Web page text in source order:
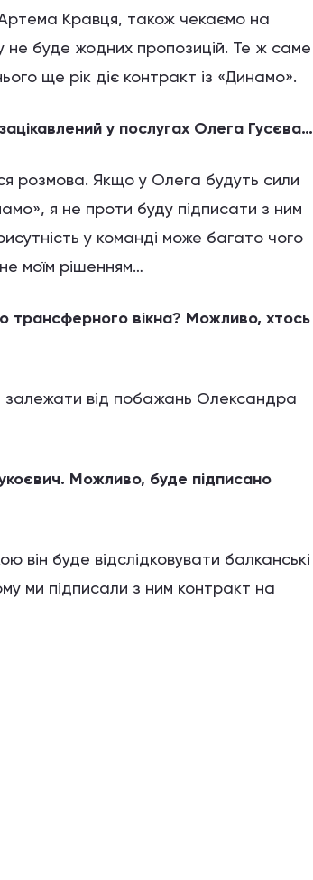
Кравця, також чекаємо на
буде жодних пропозицій. Те ж саме
ще рік діє контракт із «Динамо».
у послугах Олега Гусєва…
розмова. Якщо у Олега будуть сили
я не проти буду підписати з ним
у команді може багато чого
моїм рішенням…
трансферного вікна? Можливо, хтось
залежати від побажань Олександра
Можливо, буде підписано
він буде відслідковувати балканські
ми підписали з ним контракт на